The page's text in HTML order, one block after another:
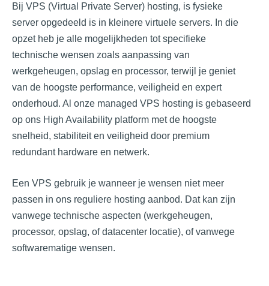
Bij VPS (Virtual Private Server) hosting, is fysieke
server opgedeeld is in kleinere virtuele servers. In die
opzet heb je alle mogelijkheden tot specifieke
technische wensen zoals aanpassing van
werkgeheugen, opslag en processor, terwijl je geniet
van de hoogste performance, veiligheid en expert
onderhoud. Al onze managed VPS hosting is gebaseerd
op ons High Availability platform met de hoogste
snelheid, stabiliteit en veiligheid door premium
redundant hardware en netwerk.
Een VPS gebruik je wanneer je wensen niet meer
passen in ons reguliere hosting aanbod. Dat kan zijn
vanwege technische aspecten (werkgeheugen,
processor, opslag, of datacenter locatie), of vanwege
softwarematige wensen.